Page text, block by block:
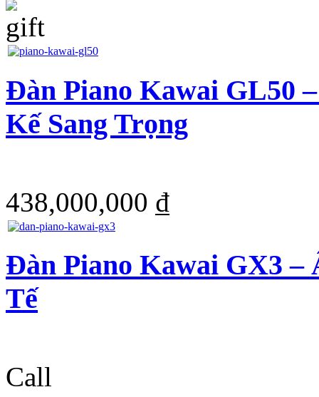
Đàn Piano Kawai GL50
Kế Sang Trọng
438,000,000 ₫
Đàn Piano Kawai GX3 –
Tế
Call